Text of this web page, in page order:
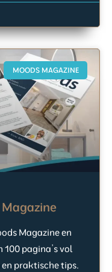
MOODS MAGAZINE
Magazine en
pagina’s vol
praktische tips.